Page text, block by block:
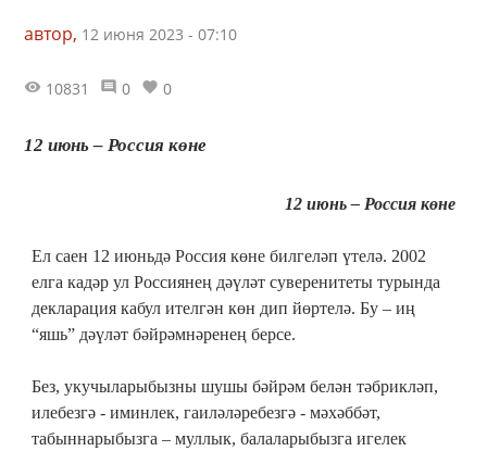
автор, 12 июня 2023 - 07:10
10831 0 0
12 июнь – Россия көне
12 июнь – Россия көне
Ел саен 12 июньдә Россия көне билгеләп үтелә. 2002
елга кадәр ул Россиянең дәүләт суверенитеты турында
декларация кабул ителгән көн дип йөртелә. Бу – иң
“яшь” дәүләт бәйрәмнәренең берсе.
Без, укучыларыбызны шушы бәйрәм белән тәбрикләп,
илебезгә - иминлек, гаиләләребезгә - мәхәббәт,
табыннарыбызга – муллык, балаларыбызга игелек